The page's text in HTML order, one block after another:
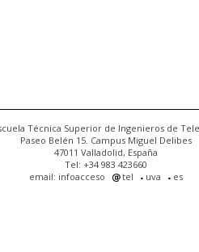
Técnica Superior de Ingenieros de
Paseo Belén 15. Campus Miguel Delibes
47011 Valladolid, España
Tel: +34 983 423660
email: infoacceso
tel uva es